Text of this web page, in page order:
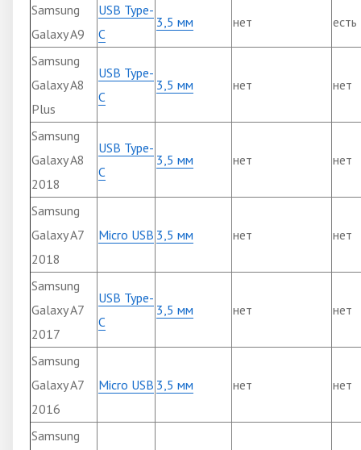
Samsung
Galaxy A9
USB Type-
C
3,5 мм нет есть
Samsung
Galaxy A8
Plus
USB Type-
C
3,5 мм нет нет
Samsung
Galaxy A8
2018
USB Type-
C
3,5 мм нет нет
Samsung
Galaxy A7
2018
Micro USB 3,5 мм нет нет
Samsung
Galaxy A7
2017
USB Type-
C
3,5 мм нет нет
Samsung
Galaxy A7
2016
Micro USB 3,5 мм нет нет
Samsung